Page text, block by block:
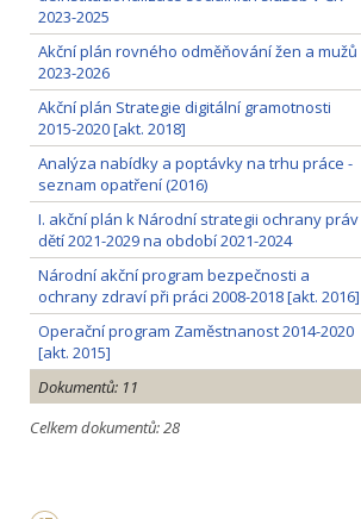
2023-2025
Akční plán rovného odměňování žen a mužů
2023-2026
Akční plán Strategie digitální gramotnosti
2015-2020 [akt. 2018]
Analýza nabídky a poptávky na trhu práce -
seznam opatření (2016)
I. akční plán k Národní strategii ochrany práv
dětí 2021-2029 na období 2021-2024
Národní akční program bezpečnosti a
ochrany zdraví při práci 2008-2018 [akt. 2016]
Operační program Zaměstnanost 2014-2020
[akt. 2015]
Dokumentů: 11
Celkem dokumentů: 28